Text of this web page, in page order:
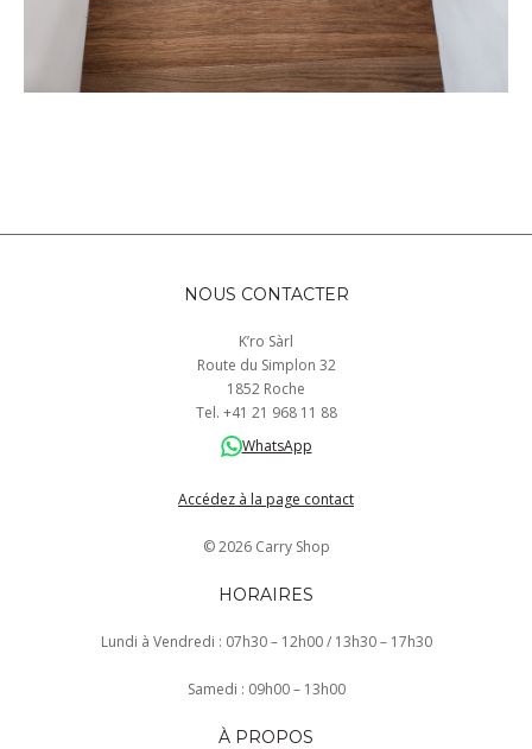
NOUS CONTACTER
K’ro Sàrl
Route du Simplon 32
1852 Roche
Tel. +41 21 968 11 88
WhatsApp
Accédez à la page contact
© 2026 Carry Shop
HORAIRES
Lundi à Vendredi : 07h30 – 12h00 / 13h30 – 17h30
Samedi : 09h00 – 13h00
À PROPOS